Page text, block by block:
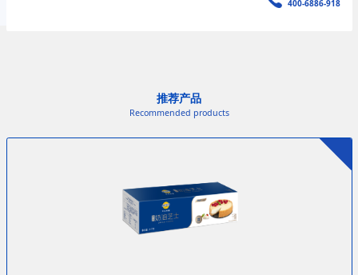
400-6886-918
推荐产品
Recommended products